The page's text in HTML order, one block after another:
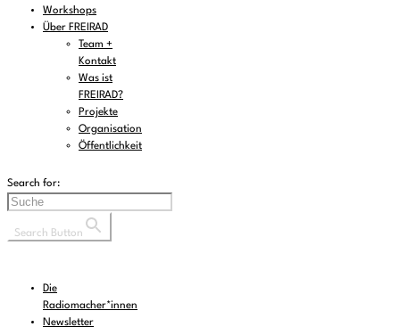
Workshops
Über FREIRAD
Team +
Kontakt
Was ist
FREIRAD?
Projekte
Organisation
Öffentlichkeit
Search for:
Search Button
Die
Radiomacher*innen
Newsletter